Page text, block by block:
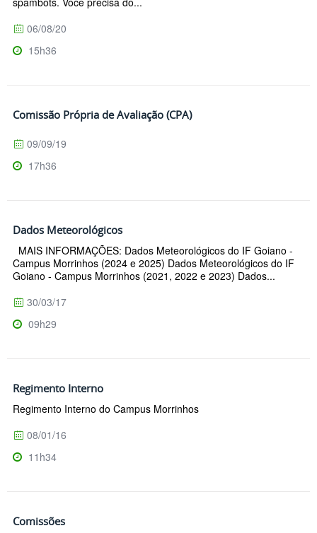
06/08/20
15h36
Comissão Própria de Avaliação (CPA)
09/09/19
17h36
Dados Meteorológicos
MAIS INFORMAÇÕES: Dados Meteorológicos do IF Goiano -
Campus Morrinhos (2024 e 2025) Dados Meteorológicos do IF
Goiano - Campus Morrinhos (2021, 2022 e 2023) Dados...
30/03/17
09h29
Regimento Interno
Regimento Interno do Campus Morrinhos
08/01/16
11h34
Comissões